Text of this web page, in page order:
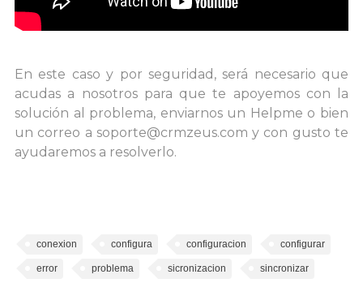
En este caso y por seguridad, será necesario que
acudas a nosotros para que te apoyemos con la
solución al problema, enviarnos un Helpme o bien
un correo a soporte@crmzeus.com y con gusto te
ayudaremos a resolverlo.
conexion configura configuracion configurar
error problema sicronizacion sincronizar